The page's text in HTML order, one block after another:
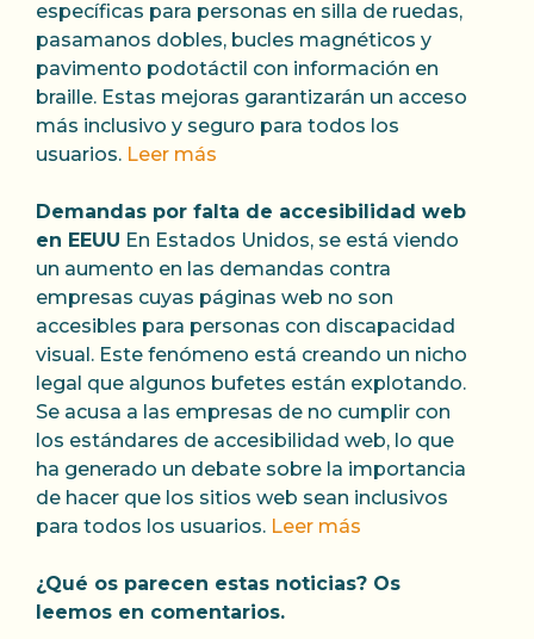
específicas para personas en silla de ruedas,
pasamanos dobles, bucles magnéticos y
pavimento podotáctil con información en
braille. Estas mejoras garantizarán un acceso
más inclusivo y seguro para todos los
usuarios. Leer más
Demandas por falta de accesibilidad web
en EEUU En Estados Unidos, se está viendo
un aumento en las demandas contra
empresas cuyas páginas web no son
accesibles para personas con discapacidad
visual. Este fenómeno está creando un nicho
legal que algunos bufetes están explotando.
Se acusa a las empresas de no cumplir con
los estándares de accesibilidad web, lo que
ha generado un debate sobre la importancia
de hacer que los sitios web sean inclusivos
para todos los usuarios. Leer más
¿Qué os parecen estas noticias? Os
leemos en comentarios.